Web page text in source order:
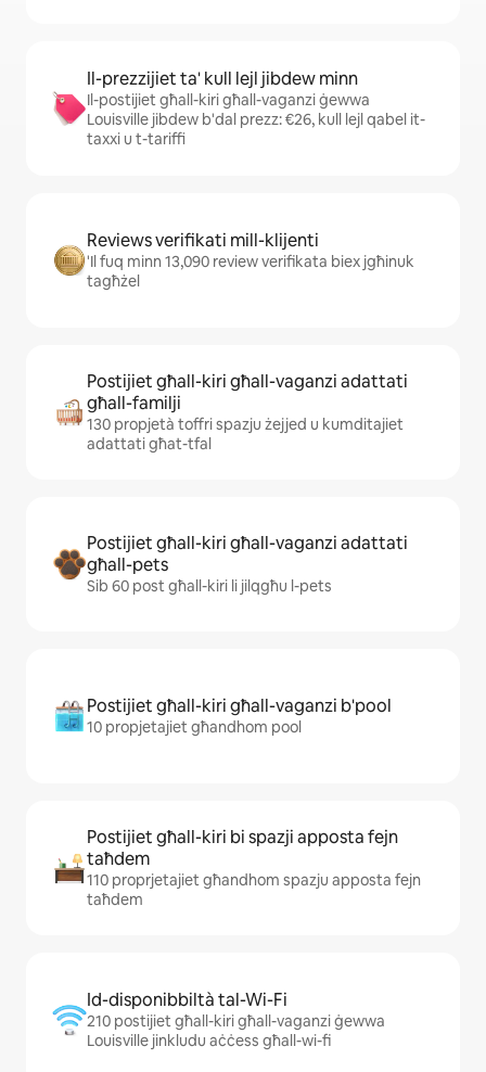
Il-prezzijiet ta' kull lejl jibdew minn
Il-postijiet għall-kiri għall-vaganzi ġewwa
Louisville jibdew b'dal prezz: €26, kull lejl qabel it-
taxxi u t-tariffi
Reviews verifikati mill-klijenti
'Il fuq minn 13,090 review verifikata biex jgħinuk
tagħżel
Postijiet għall-kiri għall-vaganzi adattati
għall-familji
130 propjetà toffri spazju żejjed u kumditajiet
adattati għat-tfal
Postijiet għall-kiri għall-vaganzi adattati
għall-pets
Sib 60 post għall-kiri li jilqgħu l-pets
Postijiet għall-kiri għall-vaganzi b'pool
10 propjetajiet għandhom pool
Postijiet għall-kiri bi spazji apposta fejn
taħdem
110 proprjetajiet għandhom spazju apposta fejn
taħdem
Id-disponibbiltà tal-Wi-Fi
210 postijiet għall-kiri għall-vaganzi ġewwa
Louisville jinkludu aċċess għall-wi-fi